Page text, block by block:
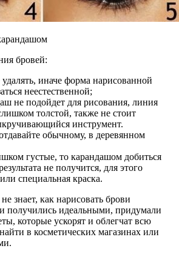
бровей:
иначе форма нарисованной
неестественной;
не подойдет для рисования, линия
толстой, также не стоит
инструмент.
обычному, в деревянном
густые, то карандашом добиться
не получится, для этого
специальная краска.
знает, как нарисовать брови
получились идеальными, придумали
которые ускорят и облегчат всю
в косметических магазинах или